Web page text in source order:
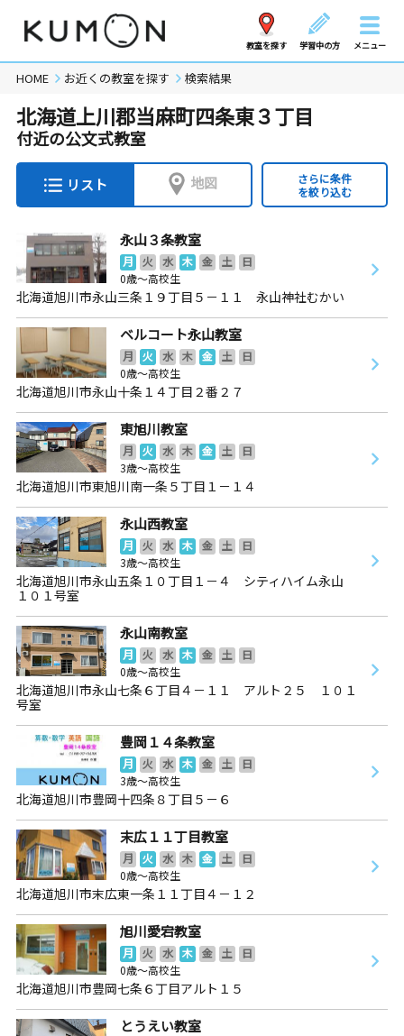
教室を探す 学習中の方 メニュー
HOME お近くの教室を探す 検索結果
北海道上川郡当麻町四条東３丁目
付近の公文式教室
リスト 地図
さらに条件
を絞り込む
永山３条教室
月 火 水 木 金 土
日
0歳～高校生
北海道旭川市永山三条１９丁目５－１１ 永山神社むかい
ベルコート永山教室
月 火 水 木 金 土
日
0歳～高校生
北海道旭川市永山十条１４丁目２番２７
東旭川教室
月 火 水 木 金 土
日
3歳～高校生
北海道旭川市東旭川南一条５丁目１－１４
永山西教室
月 火 水 木 金 土
日
3歳～高校生
北海道旭川市永山五条１０丁目１－４ シティハイム永山
１０１号室
永山南教室
月 火 水 木 金 土
日
0歳～高校生
北海道旭川市永山七条６丁目４－１１ アルト２５ １０１
号室
豊岡１４条教室
月 火 水 木 金 土
日
3歳～高校生
北海道旭川市豊岡十四条８丁目５－６
末広１１丁目教室
月 火 水 木 金 土
日
0歳～高校生
北海道旭川市末広東一条１１丁目４－１２
旭川愛宕教室
月 火 水 木 金 土
日
0歳～高校生
北海道旭川市豊岡七条６丁目アルト１５
とうえい教室